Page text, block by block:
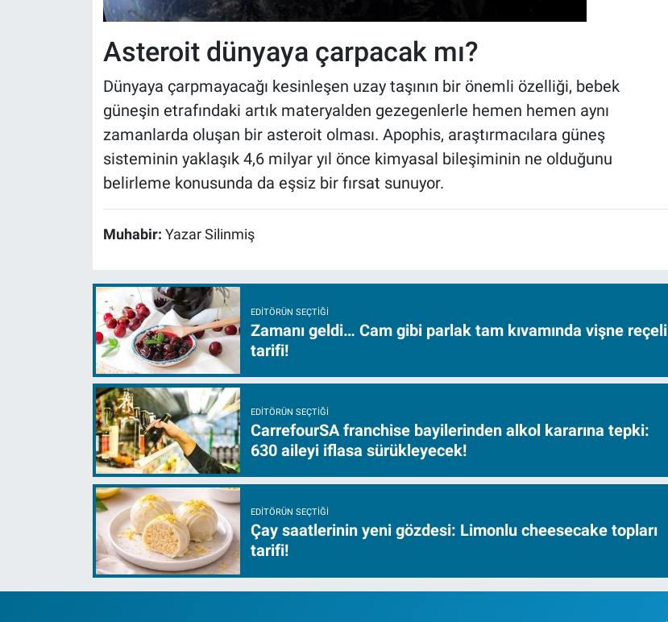
Asteroit dünyaya çarpacak mı?
Dünyaya çarpmayacağı kesinleşen uzay taşının bir önemli özelliği, bebek
güneşin etrafındaki artık materyalden gezegenlerle hemen hemen aynı
zamanlarda oluşan bir asteroit olması. Apophis, araştırmacılara güneş
sisteminin yaklaşık 4,6 milyar yıl önce kimyasal bileşiminin ne olduğunu
belirleme konusunda da eşsiz bir fırsat sunuyor.
Muhabir: Yazar Silinmiş
EDITÖRÜN SEÇTIĞI
Zamanı geldi… Cam gibi parlak tam kıvamında vişne reçeli
tarifi!
EDITÖRÜN SEÇTIĞI
CarrefourSA franchise bayilerinden alkol kararına tepki:
630 aileyi iflasa sürükleyecek!
EDITÖRÜN SEÇTIĞI
Çay saatlerinin yeni gözdesi: Limonlu cheesecake topları
tarifi!